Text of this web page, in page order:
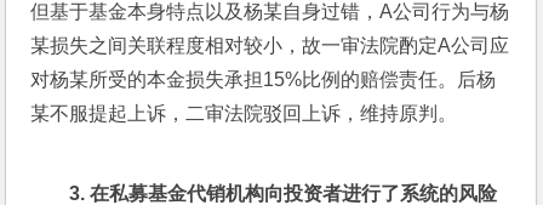
但基于基金本身特点以及杨某自身过错，A公司行为与杨
某损失之间关联程度相对较小，故一审法院酌定A公司应
对杨某所受的本金损失承担15%比例的赔偿责任。后杨
某不服提起上诉，二审法院驳回上诉，维持原判。
3. 在私募基金代销机构向投资者进行了系统的风险